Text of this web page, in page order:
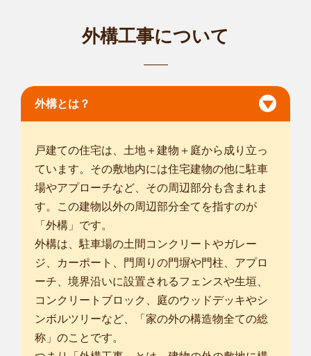
外構工事について
外構とは？
戸建ての住宅は、土地＋建物＋庭から成り立っ
ています。その敷地内には住宅建物の他に駐車
場やアプローチなど、その周辺部分も含まれま
す。この建物以外の周辺部分全てを指すのが
「外構」です。
外構は、駐車場の土間コンクリートやガレー
ジ、カーポート、門周りの門塀や門柱、アプロ
ーチ、境界沿いに設置されるフェンスや生垣、
コンクリートブロック、庭のウッドデッキやシ
ンボルツリーなど、「家の外の構造物全ての総
称」のことです。